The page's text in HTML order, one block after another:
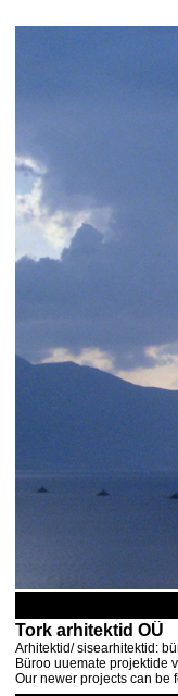
Tork arhitektid OÜ
Arhitektid/ sisearhitektid:
Büroo uuemate projektide
Our newer projects can be